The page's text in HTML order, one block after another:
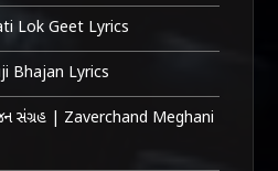
Lok Geet Lyrics
Bhajan Lyrics
સંગ્રહ | Zaverchand Meghani